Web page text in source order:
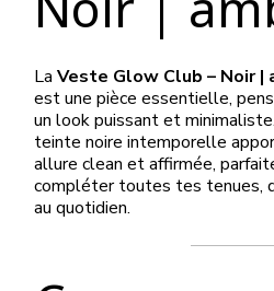
LaVeste Glow Club – Noir |
est une pièce essentielle,
un look puissant et
teinte noire intemporelle
allure clean et affirmée,
compléter toutes tes tenues,
au quotidien.